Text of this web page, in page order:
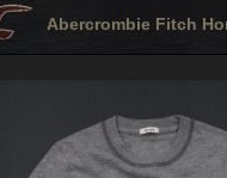
Abercrombie Fitch